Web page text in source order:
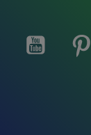
Twitter YouTube